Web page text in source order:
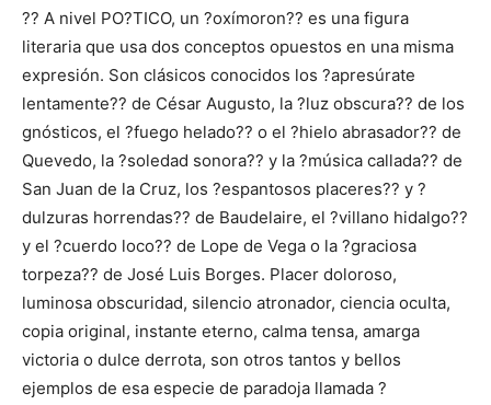
?? A nivel PO?TICO, un ?oxímoron?? es una figura
literaria que usa dos conceptos opuestos en una misma
expresión. Son clásicos conocidos los ?apresúrate
lentamente?? de César Augusto, la ?luz obscura?? de los
gnósticos, el ?fuego helado?? o el ?hielo abrasador?? de
Quevedo, la ?soledad sonora?? y la ?música callada?? de
San Juan de la Cruz, los ?espantosos placeres?? y ?
dulzuras horrendas?? de Baudelaire, el ?villano hidalgo??
y el ?cuerdo loco?? de Lope de Vega o la ?graciosa
torpeza?? de José Luis Borges. Placer doloroso,
luminosa obscuridad, silencio atronador, ciencia oculta,
copia original, instante eterno, calma tensa, amarga
victoria o dulce derrota, son otros tantos y bellos
ejemplos de esa especie de paradoja llamada ?